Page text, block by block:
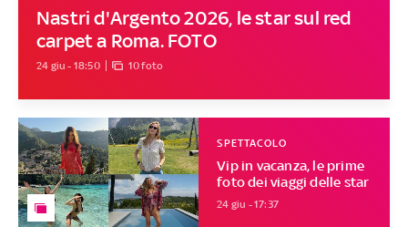
Nastri d'Argento 2026, le star sul red
carpet a Roma. FOTO
24 giu - 18:50 10 foto
Vip in vacanza, le prime
foto dei viaggi delle star
SPETTACOLO
24 giu - 17:37